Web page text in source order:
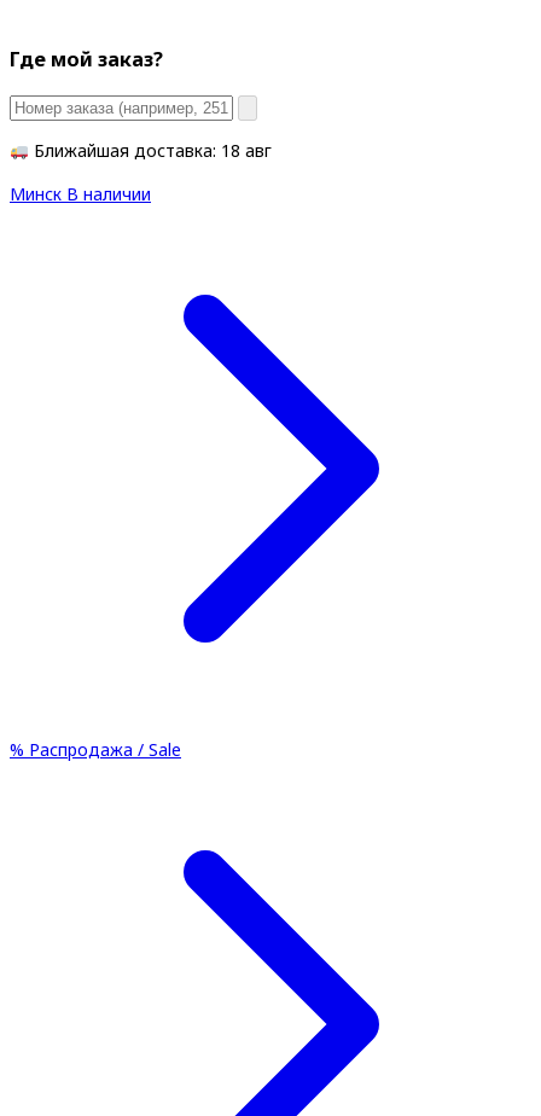
Где мой заказ?
Ближайшая доставка: 18 авг
Минск В наличии
% Распродажа / Sale